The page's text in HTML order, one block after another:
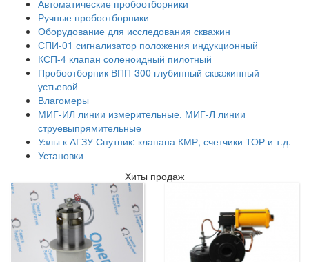
Автоматические пробоотборники
Ручные пробоотборники
Оборудование для исследования скважин
СПИ-01 сигнализатор положения индукционный
КСП-4 клапан соленоидный пилотный
Пробоотборник ВПП-300 глубинный скважинный
устьевой
Влагомеры
МИГ-ИЛ линии измерительные, МИГ-Л линии
струевыпрямительные
Узлы к АГЗУ Спутник: клапана КМР, счетчики ТОР и т.д.
Установки
Хиты продаж